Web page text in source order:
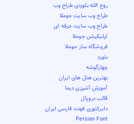
روح الله بلوردی طراح وب
طراح وب سایت جوملا
طراح وب سایت حرفه ای
اپلیکیشن جوملا
فروشگاه ساز جوملا
بلورد
چهارگوشه
بهترین هتل های ایران
آموزش آشپزی دیما
قالب دروپال
دایرکتوری فونت فارسی ایران
Persian Font